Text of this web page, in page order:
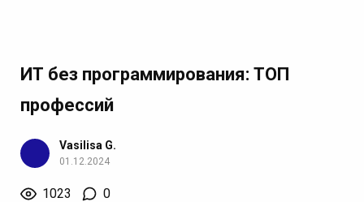
ИТ без программирования: ТОП
профессий
Vasilisa G.
01.12.2024
1023 0